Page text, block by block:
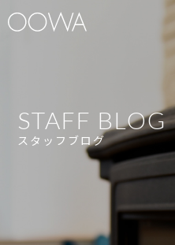
STAFF BLOG
スタッフブログ